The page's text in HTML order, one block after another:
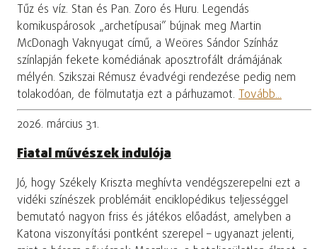
Tűz és víz. Stan és Pan. Zoro és Huru. Legendás
komikuspárosok „archetípusai” bújnak meg Martin
McDonagh Vaknyugat című, a Weöres Sándor Színház
színlapján fekete komédiának aposztrofált drámájának
mélyén. Szikszai Rémusz évadvégi rendezése pedig nem
tolakodóan, de fölmutatja ezt a párhuzamot. Tovább...
2026. március 31.
Fiatal művészek indulója
Jó, hogy Székely Kriszta meghívta vendégszerepelni ezt a
vidéki színészek problémáit enciklopédikus teljességgel
bemutató nagyon friss és játékos előadást, amelyben a
Katona viszonyítási pontként szerepel – ugyanazt jelenti,